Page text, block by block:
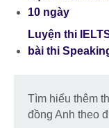
10 ngày
Luyện thi
bài thi
Tìm hiểu thêm
đồng Anh theo